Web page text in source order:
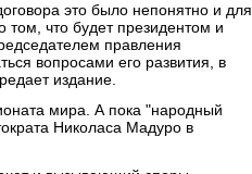
это было непонятно и для
том, что будет президентом и
правления
вопросами его развития, в
издание.
мира. А пока "народный
Николаса Мадуро в